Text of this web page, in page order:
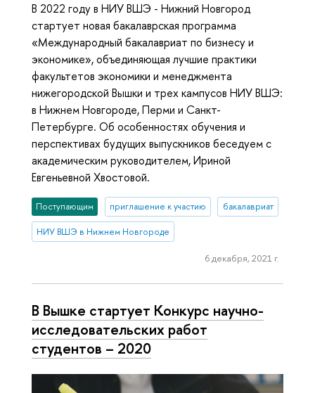
В 2022 году в НИУ ВШЭ - Нижний Новгород
стартует новая бакалаврская программа
«Международный бакалавриат по бизнесу и
экономике», объединяющая лучшие практики
факультетов экономики и менеджмента
нижегородской Вышки и трех кампусов НИУ ВШЭ:
в Нижнем Новгороде, Перми и Санкт-
Петербурге. Об особенностях обучения и
перспективах будущих выпускников беседуем с
академическим руководителем, Ириной
Евгеньевной Хвостовой.
Поступающим приглашение к участию бакалавриат
НИУ ВШЭ в Нижнем Новгороде
6 декабря, 2021 г.
В Вышке стартует Конкурс научно-
исследовательских работ
студентов – 2020